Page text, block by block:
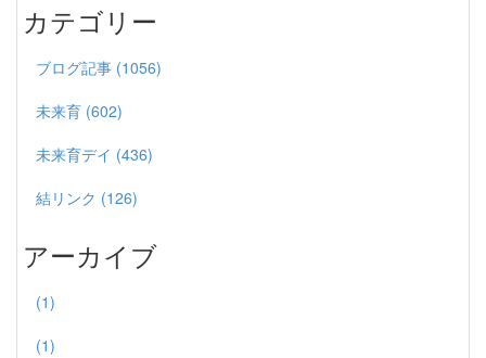
カテゴリー
ブログ記事 (1056)
未来育 (602)
未来育デイ (436)
結リンク (126)
アーカイブ
(1)
(1)